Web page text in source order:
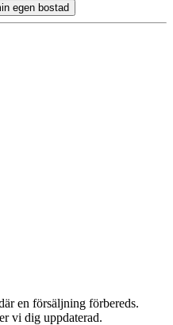
egen bostad
en försäljning förbereds.
vi dig uppdaterad.